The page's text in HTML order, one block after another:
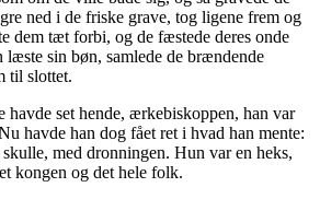
ned i de friske grave, tog ligene frem og
dem tæt forbi, og de fæstede deres onde
læste sin bøn, samlede de brændende
til slottet.
havde set hende, ærkebiskoppen, han var
havde han dog fået ret i hvad han mente:
med dronningen. Hun var en heks,
kongen og det hele folk.